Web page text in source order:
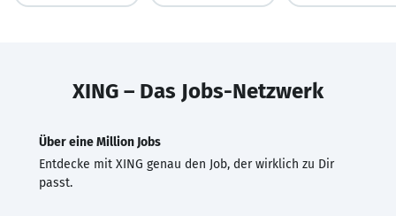
XING – Das Jobs-Netzwerk
Über eine Million Jobs
Entdecke mit XING genau den Job, der wirklich zu Dir
passt.